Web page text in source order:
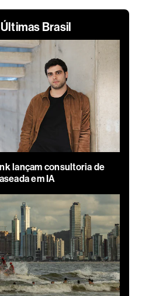
Brasil
lançam consultoria de
em IA